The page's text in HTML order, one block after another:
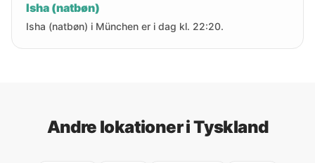
Isha (natbøn)
Isha (natbøn) i München er i dag kl. 22:20.
Andre lokationer i Tyskland